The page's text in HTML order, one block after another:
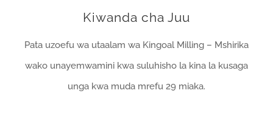
Kiwanda cha Juu
Pata uzoefu wa utaalam wa Kingoal Milling – Mshirika
wako unayemwamini kwa suluhisho la kina la kusaga
unga kwa muda mrefu 29 miaka.